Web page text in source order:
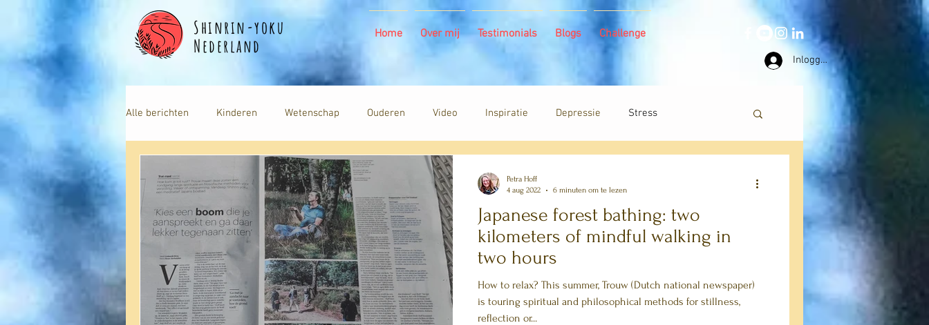
Shinrin-yoku
Nederland
Home Over mij Testimonials Blogs Challenge
Inloggen
Alle berichten Kinderen Wetenschap Ouderen Video Inspiratie Depressie Stress
Japanese forest bathing: two
kilometers of mindful walking in
two hours
How to relax? This summer, Trouw (Dutch national newspaper)
is touring spiritual and philosophical methods for stillness,
reflection or...
Petra Hoff
4 aug 2022
6 minuten om te lezen